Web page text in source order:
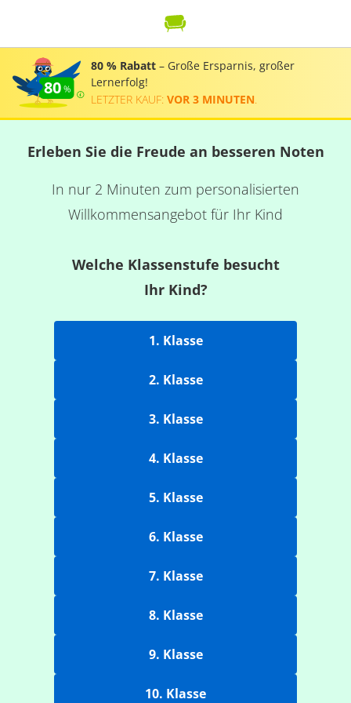
80
80 % Rabatt – Große Ersparnis, großer
Lernerfolg!
LETZTER KAUF: VOR 3 MINUTEN
Erleben Sie die Freude an besseren Noten
In nur 2 Minuten zum personalisierten
Willkommensangebot für Ihr Kind
Welche Klassenstufe besucht
Ihr Kind?
1. Klasse
2. Klasse
3. Klasse
4. Klasse
5. Klasse
6. Klasse
7. Klasse
8. Klasse
9. Klasse
10. Klasse